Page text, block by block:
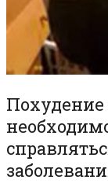
Похудение